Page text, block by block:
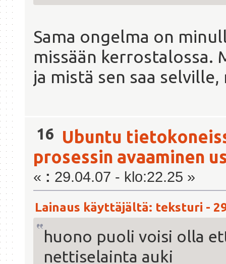
Sama ongelma on
missään kerrostalossa.
ja mistä sen saa selville,
16 Ubuntu
prosessin avaaminen
« : 29.04.07 - klo:22.25 »
Lainaus käyttäjältä: teksturi -
huono puoli voisi olla
nettiselainta auki